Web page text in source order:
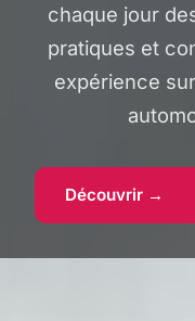
chaque jour
pratiques et
expérience
Découvrir →